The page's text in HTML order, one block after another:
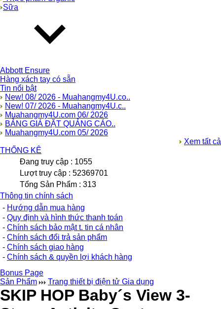
Sữa
Abbott Ensure
Hàng xách tay có sẵn
Tin nổi bật
New! 08/ 2026 - Muahangmy4U.co..
New! 07/ 2026 - Muahangmy4U.c..
Muahangmy4U.com 06/ 2026
BẢNG GIÁ ĐẶT QUẢNG CÁO..
Muahangmy4U.com 05/ 2026
Xem tất cả
THỐNG KÊ
Đang truy cập : 1055
Lượt truy cập : 52369701
Tổng Sản Phẩm : 313
Thông tin chính sách
- Hướng dẫn mua hàng
- Quy định và hình thức thanh toán
- Chính sách bảo mật t. tin cá nhân
- Chính sách đổi trả sản phẩm
- Chính sách giao hàng
- Chính sách & quyền lợi khách hàng
Bonus Page
Sản Phẩm
Trang thiết bị điện tử Gia dụng
SKIP HOP Baby´s View 3-